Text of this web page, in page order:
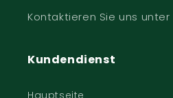
Kontaktieren Sie uns unter
Kundendienst
Hauptseite